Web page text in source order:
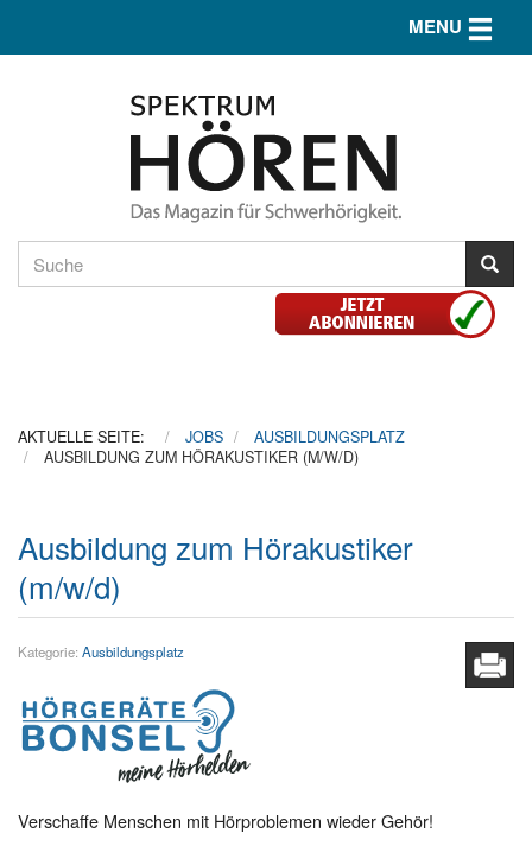
MENU Toggle
AKTUELLE SEITE: JOBS
AUSBILDUNGSPLATZ
AUSBILDUNG ZUM HÖRAKUSTIKER (M/W/D)
Ausbildung zum Hörakustiker
(m/w/d)
Kategorie: Ausbildungsplatz
Verschaffe Menschen mit Hörproblemen wieder Gehör!